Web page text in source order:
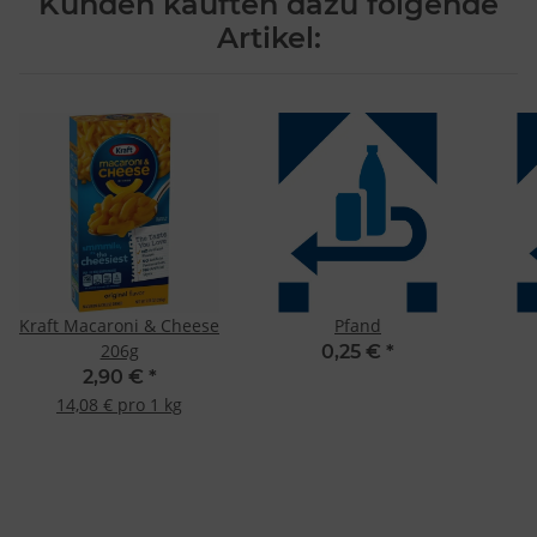
Artikel:
Kraft Macaroni & Cheese
206g
2,90 € *
14,08 € pro 1 kg
Pfand
0,25 € *